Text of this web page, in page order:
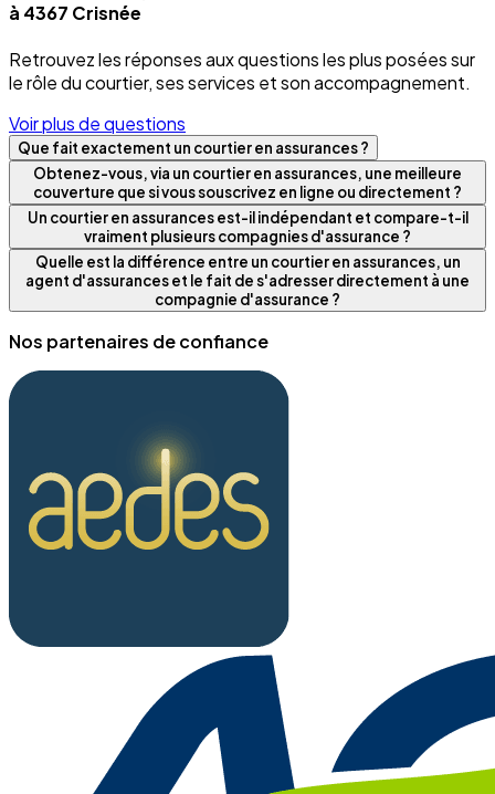
à 4367 Crisnée
Retrouvez les réponses aux questions les plus posées sur
le rôle du courtier, ses services et son accompagnement.
Voir plus de questions
Que fait exactement un courtier en assurances ?
Obtenez-vous, via un courtier en assurances, une meilleure
couverture que si vous souscrivez en ligne ou directement ?
Un courtier en assurances est-il indépendant et compare-t-il
vraiment plusieurs compagnies d'assurance ?
Quelle est la différence entre un courtier en assurances, un
agent d'assurances et le fait de s'adresser directement à une
compagnie d'assurance ?
Nos partenaires de confiance